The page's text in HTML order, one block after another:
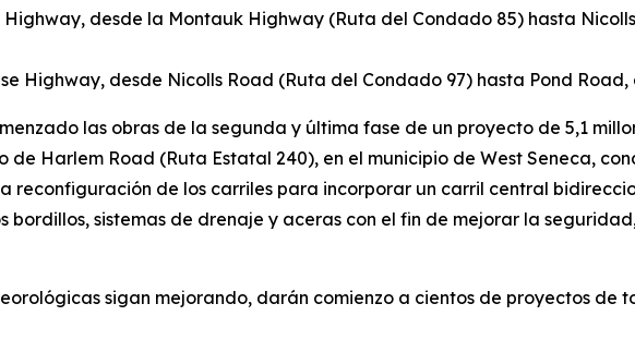
desde la Montauk Highway (Ruta del Condado 85) hasta
Highway, desde Nicolls Road (Ruta del Condado 97) hasta Pond Road,
las obras de la segunda y última fase de un proyecto de 5,1
Harlem Road (Ruta Estatal 240), en el municipio de West Seneca,
reconfiguración de los carriles para incorporar un carril central
bordillos, sistemas de drenaje y aceras con el fin de mejorar la
sigan mejorando, darán comienzo a cientos de proyectos de